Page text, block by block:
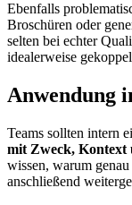
Ebenfalls
Broschüren oder
selten bei echter
idealerweise
Anwendung
Teams sollten intern
mit Zweck, Kontext
wissen, warum
anschließend